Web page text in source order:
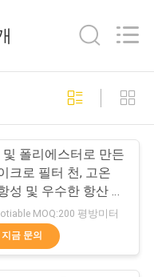
48
23
및 폴리에스터로 만든
크로 필터 천, 고온
성 및 우수한 항산 및
칼리 특성을 특징으
MOQ:200 평방미터
지금 문의